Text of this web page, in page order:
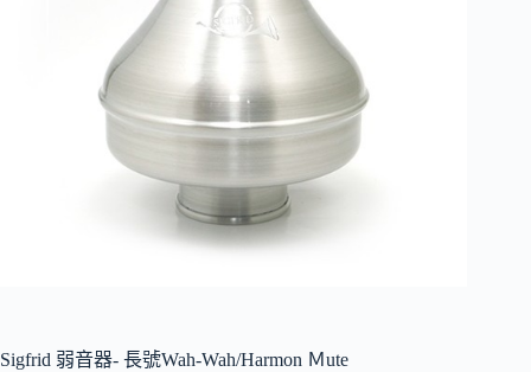
Sigfrid 弱音器- 長號Wah-Wah/Harmon Ｍute